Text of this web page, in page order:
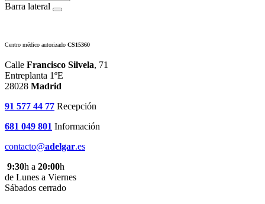
Barra lateral
Centro médico autorizado CS15360
Calle Francisco Silvela, 71
Entreplanta 1ºE
28028 Madrid
91 577 44 77 Recepción
681 049 801 Información
contacto@adelgar.es
9:30h a 20:00h
de Lunes a Viernes
Sábados cerrado